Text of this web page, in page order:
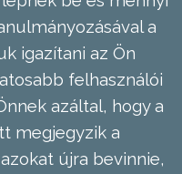
a
igazítani az Ön
felhasználói
azáltal, hogy a
megjegyzik a
újra bevinnie,